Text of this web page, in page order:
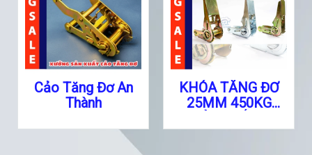
Cảo Tăng Đơ An
Thành
KHÓA TĂNG ĐƠ
25MM 450KG